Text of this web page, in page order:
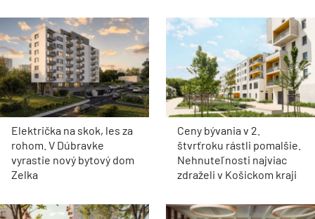
Električka na skok, les za
rohom. V Dúbravke
vyrastie nový bytový dom
Zelka
Ceny bývania v 2.
štvrťroku rástli pomalšie.
Nehnuteľnosti najviac
zdraželi v Košickom kraji